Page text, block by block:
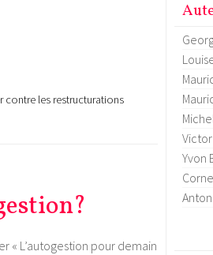
contre les restructurations
« L’autogestion pour demain
Yvon